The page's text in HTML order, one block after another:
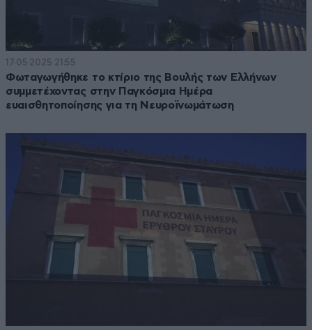
17·05·2025 21:55
Φωταγωγήθηκε το κτίριο της Βουλής των Ελλήνων
συμμετέχοντας στην Παγκόσμια Ημέρα
ευαισθητοποίησης για τη Νευροϊνωμάτωση